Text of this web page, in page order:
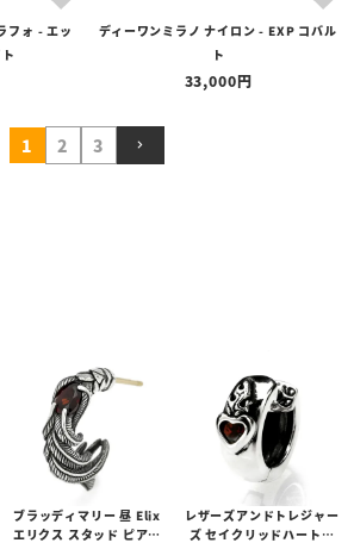
フォ - エッ
ディーワンミラノ ナイロン - EXP コバル
ト
33,000
1 2 3
ブラッディマリー 昼 Elix
エリクス スタッド ピアス
レザーズアンドトレジャー
ズ セイクリッドハートピ